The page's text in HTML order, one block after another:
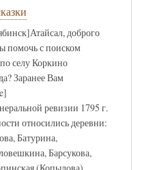
доброго
помочь с поиском
селу Коркино
Заранее Вам
ревизии 1795 г.
относились деревни:
Батурина,
Барсукова,